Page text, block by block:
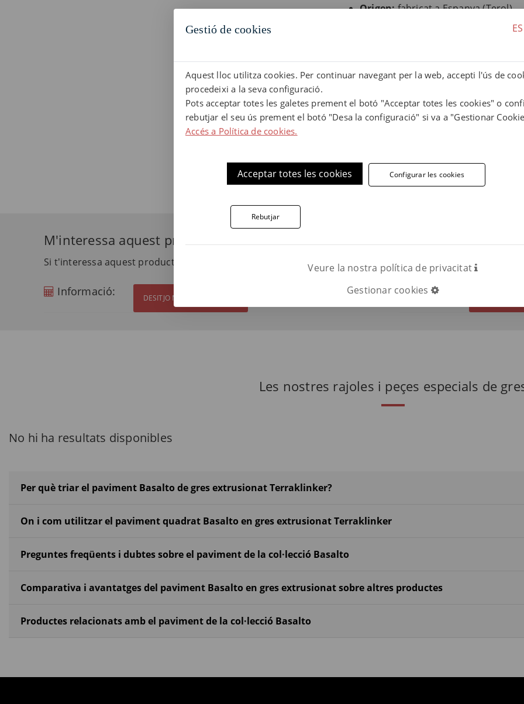
Origen:fabricat a Espanya (Terol)
Informació tècnica
Informació tècnica:trobeu guies
Descàrregues de documentació:
Terraklinker. ( anar a descàrregues)
Compromís mediambiental:
respecta l'entorn. (
sostenibilitat
M'interessa aquest producte
Si t'interessa aquest producte i vols més informació, contacta'ns.
Informació: DESITJO MÉS INFORMACIÓ Telèfon:
Les nostres rajoles i peçes especials de
No hi ha resultats disponibles
Per què triar el paviment Basalto de gres extrusionat Terraklinker?
On i com utilitzar el paviment quadrat Basalto en gres extrusionat Terraklinker
Preguntes freqüents i dubtes sobre el paviment de la col·lecció Basalto
Comparativa i avantatges del paviment Basalto en gres extrusionat sobre altres productes
Productes relacionats amb el paviment de la col·lecció Basalto
Gestió de cookies ES
Aquest lloc utilitza cookies. Per continuar navegant per la web, accepti l'ús de
procedeixi a la seva configuració.
Pots acceptar totes les galetes prement el botó "Acceptar totes les cookies" o
rebutjar el seu ús prement el botó "Desa la configuració" si va a "Gestionar
Accés a Política de cookies.
Acceptar totes les cookies Configurar les cookies
Rebutjar
Veure la nostra política de privacitat
Gestionar cookies